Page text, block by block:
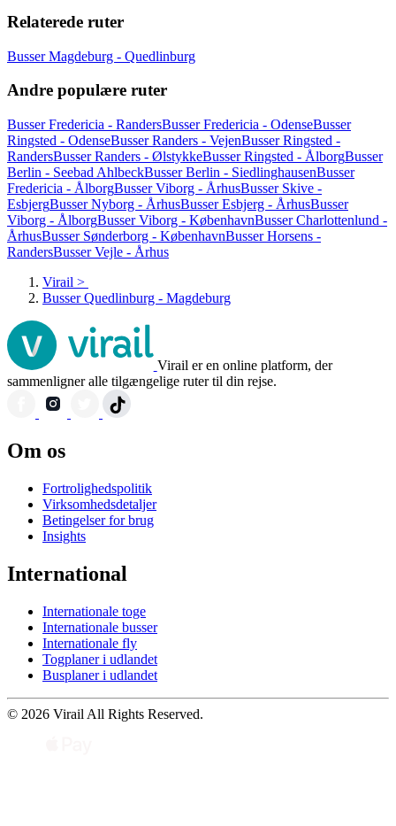
Relaterede ruter
Busser Magdeburg - Quedlinburg
Andre populære ruter
Busser Fredericia - RandersBusser Fredericia - OdenseBusser
Ringsted - OdenseBusser Randers - VejenBusser Ringsted -
RandersBusser Randers - ØlstykkeBusser Ringsted - ÅlborgBusser
Berlin - Seebad AhlbeckBusser Berlin - SiedlinghausenBusser
Fredericia - ÅlborgBusser Viborg - ÅrhusBusser Skive -
EsbjergBusser Nyborg - ÅrhusBusser Esbjerg - ÅrhusBusser
Viborg - ÅlborgBusser Viborg - KøbenhavnBusser Charlottenlund -
ÅrhusBusser Sønderborg - KøbenhavnBusser Horsens -
RandersBusser Vejle - Århus
Virail >
Busser Quedlinburg - Magdeburg
Virail er en online platform, der
sammenligner alle tilgængelige ruter til din rejse.
Om os
Fortrolighedspolitik
Virksomhedsdetaljer
Betingelser for brug
Insights
International
Internationale toge
Internationale busser
Internationale fly
Togplaner i udlandet
Busplaner i udlandet
© 2026 Virail All Rights Reserved.